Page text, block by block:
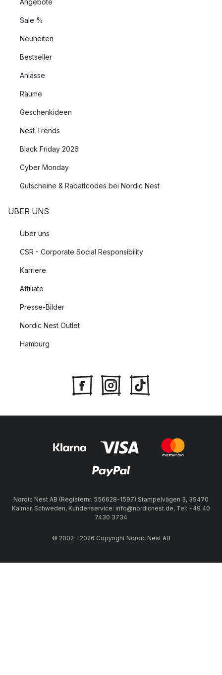
Angebote
Sale %
Neuheiten
Bestseller
Anlässe
Räume
Geschenkideen
Nest Trends
Black Friday 2026
Cyber Monday
Gutscheine & Rabattcodes bei Nordic Nest
ÜBER UNS
Über uns
CSR - Corporate Social Responsibility
Karriere
Affiliate
Presse-Bilder
Nordic Nest Outlet
Hamburg
Nordic Nest AB (Registernr. 556628-1597) Stämpelvägen 3, 39470
Kalmar, Schweden, Kundenservice: info@nordicnest.de, Tel: +49 40
7430 3734
© 2002 - 2026 Copyright Nordic Nest AB